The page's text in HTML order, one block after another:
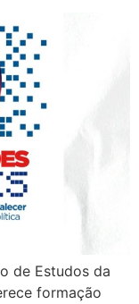
de Estudos da
formação